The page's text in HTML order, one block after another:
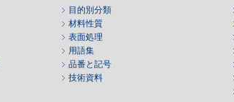
目的別分類
材料性質
表面処理
用語集
品番と記号
技術資料